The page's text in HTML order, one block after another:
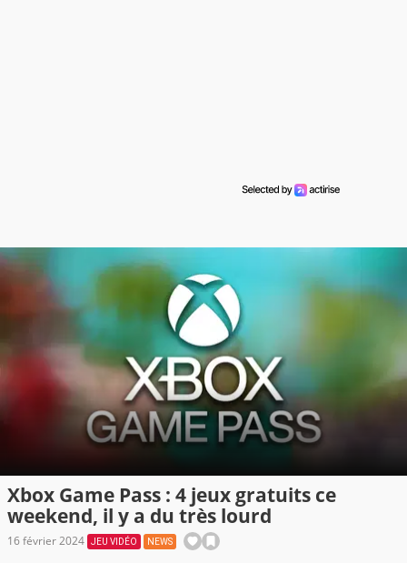
Xbox Game Pass : 4 jeux gratuits ce
weekend, il y a du très lourd
16 février 2024 JEU VIDÉO NEWS